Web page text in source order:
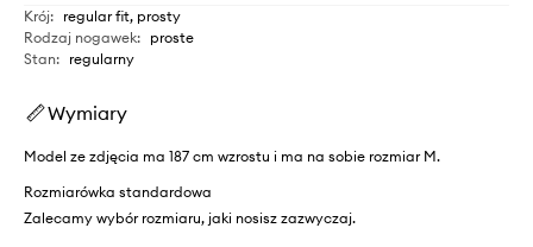
Krój: regular fit, prosty
Rodzaj nogawek: proste
Stan: regularny
Wymiary
Model ze zdjęcia ma 187 cm wzrostu i ma na sobie rozmiar M.
Rozmiarówka standardowa
Zalecamy wybór rozmiaru, jaki nosisz zazwyczaj.